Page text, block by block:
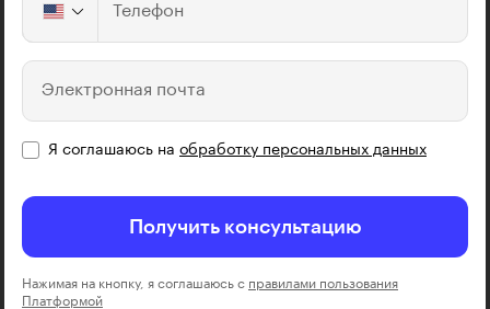
Телефон
Электронная почта
Я соглашаюсь на обработку персональных данных
Получить консультацию
Нажимая на кнопку, я соглашаюсь с правилами пользования
Платформой